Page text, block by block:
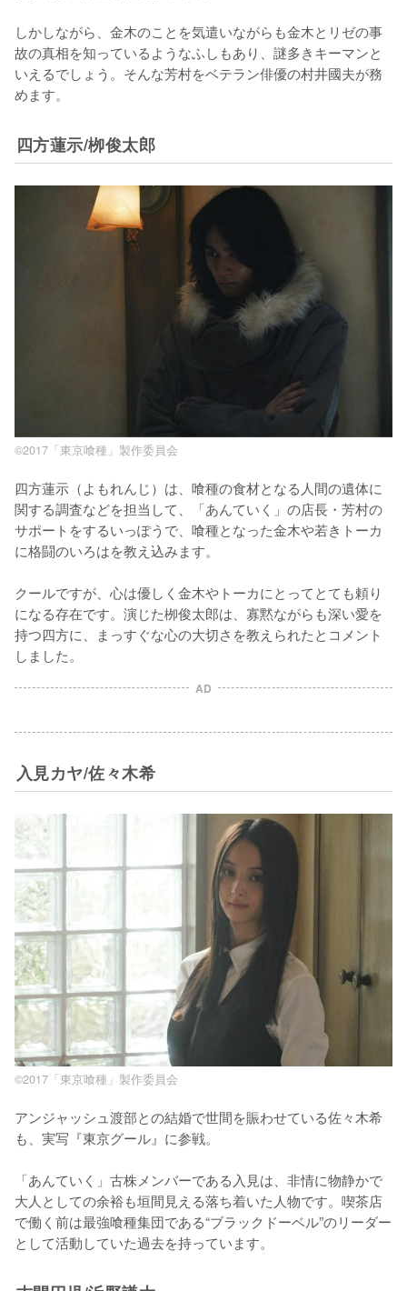
しかしながら、金木のことを気遣いながらも金木とリゼの事
故の真相を知っているようなふしもあり、謎多きキーマンと
いえるでしょう。そんな芳村をベテラン俳優の村井國夫が務
めます。
四方蓮示/栁俊太郎
©2017「東京喰種」製作委員会
四方蓮示（よもれんじ）は、喰種の食材となる人間の遺体に
関する調査などを担当して、「あんていく」の店長・芳村の
サポートをするいっぽうで、喰種となった金木や若きトーカ
に格闘のいろはを教え込みます。
クールですが、心は優しく金木やトーカにとってとても頼り
になる存在です。演じた栁俊太郎は、寡黙ながらも深い愛を
持つ四方に、まっすぐな心の大切さを教えられたとコメント
しました。
AD
入見カヤ/佐々木希
©2017「東京喰種」製作委員会
アンジャッシュ渡部との結婚で世間を賑わせている佐々木希
も、実写『東京グール』に参戦。
「あんていく」古株メンバーである入見は、非情に物静かで
大人としての余裕も垣間見える落ち着いた人物です。喫茶店
で働く前は最強喰種集団である“ブラックドーベル”のリーダー
として活動していた過去を持っています。